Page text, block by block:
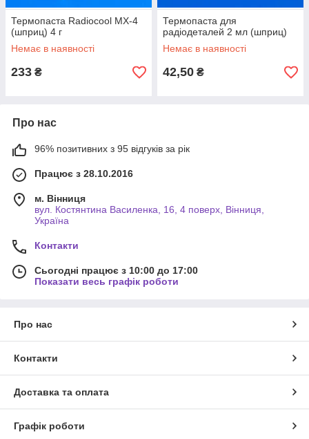
Термопаста Radiocool MX-4
(шприц) 4 г
Немає в наявності
233 ₴
Термопаста для
радіодеталей 2 мл (шприц)
Немає в наявності
42,50 ₴
Про нас
96% позитивних з 95 відгуків за рік
Працює з 28.10.2016
м. Вінниця
вул. Костянтина Василенка, 16, 4 поверх, Вінниця,
Україна
Контакти
Сьогодні працює з 10:00 до 17:00
Показати весь графік роботи
Про нас
Контакти
Доставка та оплата
Графік роботи